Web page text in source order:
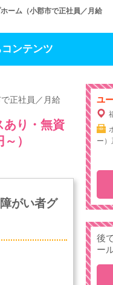
ーム（小郡市で正社員／月給
ンテンツ
正社員／月給
あり・無資
）
がい者グ
ユ
ー）
後
ー